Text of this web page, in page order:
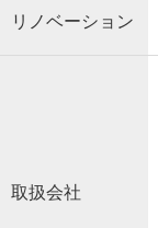
リノベーション
取扱会社